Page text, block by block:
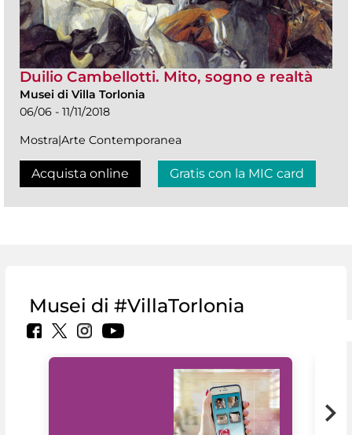
Duilio Cambellotti. Mito, sogno e realtà
Musei di Villa Torlonia
06/06 - 11/11/2018
Mostra|Arte Contemporanea
Acquista online Gratis con la MIC card
Musei di #VillaTorlonia